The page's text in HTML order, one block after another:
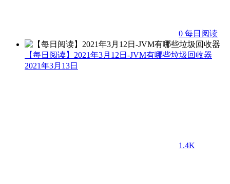
0 每日阅读
【每日阅读】2021年3月12日-JVM有哪些垃圾回收器
2021年3月13日
1.4K